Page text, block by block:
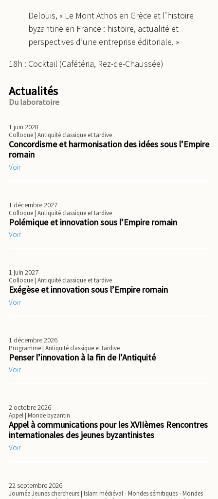
Delouis, « Le Mont Athos en Grèce et l’histoire
byzantine en France : histoire, actualité et
perspectives d’une entreprise éditoriale. »
18h : Cocktail (Cafétéria, Rez-de-Chaussée)
Actualités
Du laboratoire
1 juin 2028
Colloque| Antiquité classique et tardive
Concordisme et harmonisation des idées sous l’Empire
romain
Voir
1 décembre 2027
Colloque| Antiquité classique et tardive
Polémique et innovation sous l’Empire romain
Voir
1 juin 2027
Colloque| Antiquité classique et tardive
Exégèse et innovation sous l’Empire romain
Voir
1 décembre 2026
Programme| Antiquité classique et tardive
Penser l’innovation à la fin de l’Antiquité
Voir
2 octobre 2026
Appel| Monde byzantin
Appel à communications pour les XVIIèmes Rencontres
internationales des jeunes byzantinistes
Voir
22 septembre 2026
Journée Jeunes chercheurs| Islam médiéval - Mondes sémitiques - Mondes